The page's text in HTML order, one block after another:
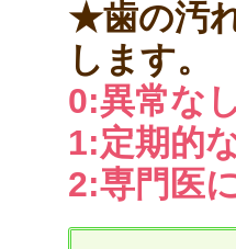
★歯の汚
します。
0:異常な
1:定期的
2:専門医